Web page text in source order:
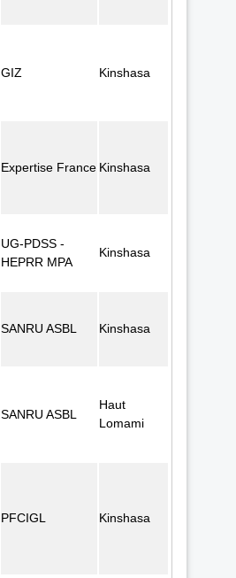
GIZ Kinshasa
Expertise France Kinshasa
UG-PDSS -
HEPRR MPA
Kinshasa
SANRU ASBL Kinshasa
SANRU ASBL
Haut
Lomami
PFCIGL Kinshasa